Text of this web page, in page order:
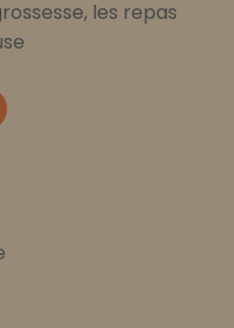
les repas